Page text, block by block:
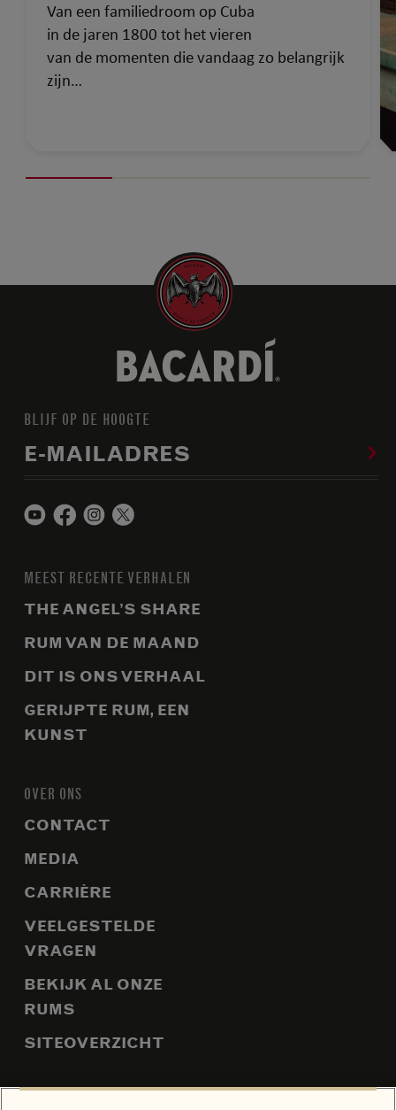
Van een familiedroom op Cuba
in de jaren 1800 tot het vieren
van de momenten die vandaag zo belangrijk
zijn…
BLIJF OP DE HOOGTE
E-MAILADRES
MEEST RECENTE VERHALEN
THE ANGEL’S SHARE
RUM VAN DE MAAND
DIT IS ONS VERHAAL
GERIJPTE RUM, EEN
KUNST
OVER ONS
CONTACT
MEDIA
CARRIÈRE
VEELGESTELDE
VRAGEN
BEKIJK AL ONZE
RUMS
SITEOVERZICHT